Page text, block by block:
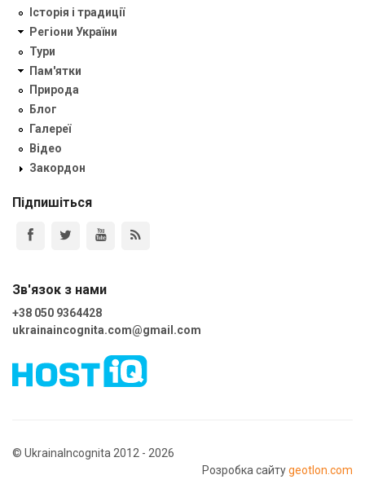
Історія і традиції
Регіони України
Тури
Пам'ятки
Природа
Блог
Галереї
Відео
Закордон
Підпишіться
Зв'язок з нами
+38 050 9364428
ukrainaincognita.com@gmail.com
© UkrainaIncognita 2012 - 2026
Розробка сайтуgeotlon.com